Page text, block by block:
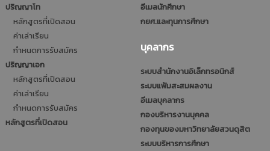
ปริญญาโท
หลักสูตรที่เปิดสอน
ค่าเล่าเรียน
กำหนดการรับสมัคร
ปริญญาเอก
หลักสูตรที่เปิดสอน
ค่าเล่าเรียน
กำหนดการรับสมัคร
หลักสูตรที่เปิดสอน
อีเมลนักศึกษา
กยศ.และทุนการศึกษา
บุคลากร
ระบบสำนักงานอิเล็กทรอนิกส์
ระบบแฟ้มสะสมผลงาน
อีเมลบุคลากร
กองบริหารงานบุคคล
กองทุนของมหาวิทยาลัยสวนดุสิต
ระบบบริหารการศึกษา